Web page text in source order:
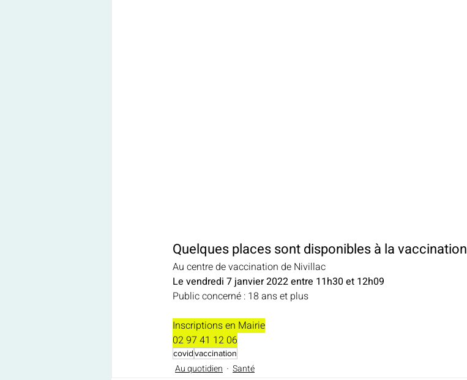
Quelques places sont disponibles à la vaccination
Au centre de vaccination de Nivillac
Le vendredi 7 janvier 2022 entre 11h30 et 12h09
Public concerné : 18 ans et plus
Inscriptions en Mairie
02 97 41 12 06
covidvaccination
Au quotidien Santé